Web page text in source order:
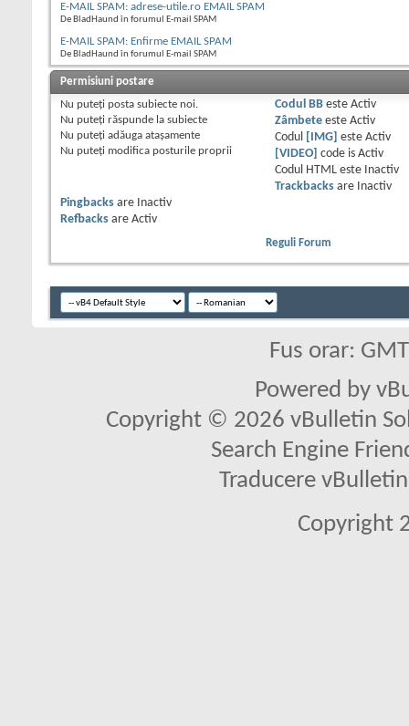
E-MAIL SPAM: adrese-utile.ro EMAIL SPAM
De BladHaund în forumul E-mail SPAM
E-MAIL SPAM: Enfirme EMAIL SPAM
De BladHaund în forumul E-mail SPAM
Permisiuni postare
Nu puteţi posta subiecte noi.
Nu puteţi răspunde la subiecte
Nu puteţi adăuga ataşamente
Nu puteţi modifica posturile proprii
Codul BBeste Activ
Zâmbeteeste Activ
Codul
[IMG] este Activ
[VIDEO]
code is Activ
Codul HTML este
Inactiv
Trackbacksare
Inactiv
Pingbacks are
Inactiv
Refbacks are Activ
Reguli Forum
Fus orar:
Powered by
Copyright © 2026 vBulletin
Search Engine
Traducere
Copyright